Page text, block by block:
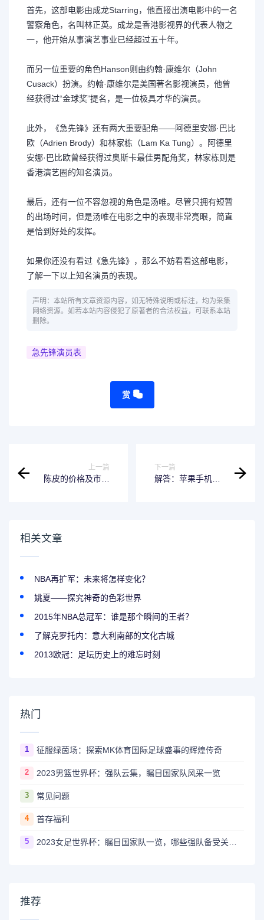
首先，这部电影由成龙Starring，他直接出演电影中的一名
警察角色，名叫林正英。成龙是香港影视界的代表人物之
一，他开始从事演艺事业已经超过五十年。
而另一位重要的角色Hanson则由约翰·康维尔（John
Cusack）扮演。约翰·康维尔是美国著名影视演员，他曾
经获得过“金球奖”提名，是一位极具才华的演员。
此外，《急先锋》还有两大重要配角——阿德里安娜·巴比
欧（Adrien Brody）和林家栋（Lam Ka Tung）。阿德里
安娜·巴比欧曾经获得过奥斯卡最佳男配角奖，林家栋则是
香港演艺圈的知名演员。
最后，还有一位不容忽视的角色是汤唯。尽管只拥有短暂
的出场时间，但是汤唯在电影之中的表现非常亮眼，简直
是恰到好处的发挥。
如果你还没有看过《急先锋》，那么不妨看看这部电影，
了解一下以上知名演员的表现。
声明：本站所有文章资源内容，如无特殊说明或标注，均为采集
网络资源。如若本站内容侵犯了原著者的合法权益，可联系本站
删除。
急先锋演员表
赏
上一篇
陈皮的价格及市场
下一篇
解答：苹果手机出
相关文章
NBA再扩军：未来将怎样变化？
姚夏——探究神奇的色彩世界
2015年NBA总冠军：谁是那个瞬间的王者？
了解克罗托内：意大利南部的文化古城
2013欧冠：足坛历史上的难忘时刻
热门
1 征服绿茵场：探索MK体育国际足球盛事的辉煌传奇
2 2023男篮世界杯：强队云集，瞩目国家队风采一览
3 常见问题
4 首存福利
5 2023女足世界杯：瞩目国家队一览，哪些强队备受关注？
推荐